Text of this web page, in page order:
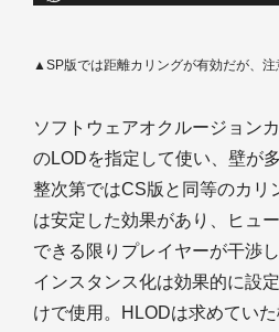
▲SP版では距離カリングが有効だが、注
ソフトウェアオクルージョン
のLODを指定して使い、壁が
整次第ではCS版と同等のカリ
は安定した効果があり、ヒュ
できる限りプレイヤーが干渉
インスタンス化は効果的に設
けで使用。HLODは求めてい